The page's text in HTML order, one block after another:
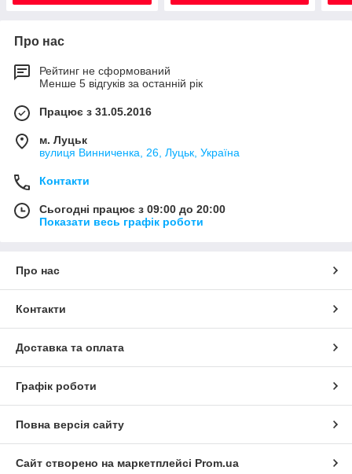
Про нас
Рейтинг не сформований
Менше 5 відгуків за останній рік
Працює з 31.05.2016
м. Луцьк
вулиця Винниченка, 26, Луцьк, Україна
Контакти
Сьогодні працює з 09:00 до 20:00
Показати весь графік роботи
Про нас
Контакти
Доставка та оплата
Графік роботи
Повна версія сайту
Сайт створено на маркетплейсі Prom.ua